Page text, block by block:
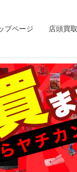
プページ 店頭買取